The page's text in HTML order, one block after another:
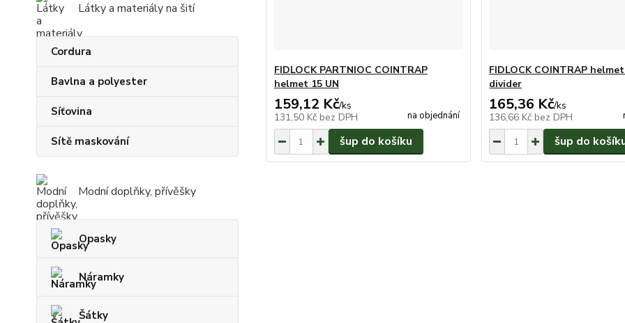
Látky a materiály na šití
Cordura
Bavlna a polyester
Síťovina
Sítě maskování
Modní doplňky, přívěšky
Opasky
Náramky
Šátky
FIDLOCK PARTNIOC COINTRAP
helmet 15 UN
159,12 Kč/ks
131,50 Kč bez DPH na objednání
šup do košíku
FIDLOCK COINTRAP
divider
165,36 Kč/ks
136,66 Kč bez DPH
šup do